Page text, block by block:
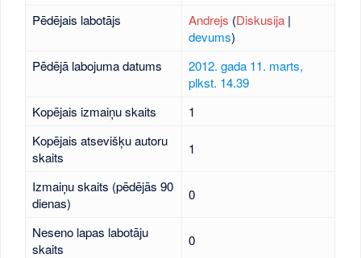
Pēdējais labotājs
Andrejs (Diskusija|
devums)
Pēdējā labojuma datums
2012. gada 11. marts,
plkst. 14.39
Kopējais izmaiņu skaits
1
Kopējais atsevišķu autoru
skaits
1
Izmaiņu skaits (pēdējās 90
dienas)
0
Neseno lapas labotāju
skaits
0